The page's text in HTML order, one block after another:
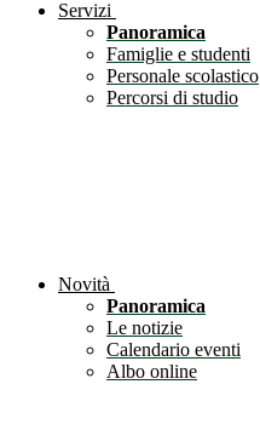
Servizi
Panoramica
Famiglie e studenti
Personale scolastico
Percorsi di studio
Novità
Panoramica
Le notizie
Calendario eventi
Albo online